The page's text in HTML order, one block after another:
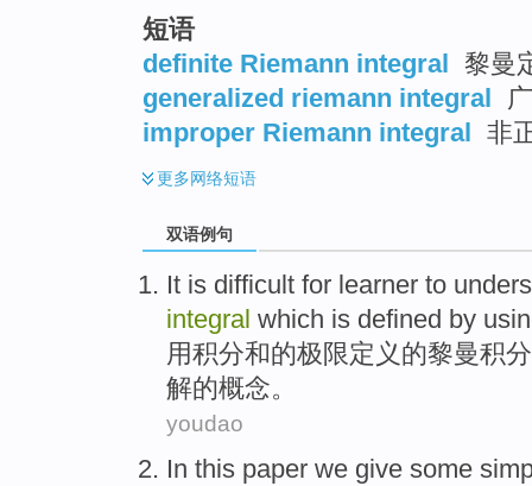
短语
definite Riemann integral 黎曼
generalized riemann integral
improper Riemann integral 非
更多网络短语
双语例句
It is difficult for learner to
integral which is defined by
用积分和的极限定义 的黎曼积分
解的概念。
youdao
In this paper we give some